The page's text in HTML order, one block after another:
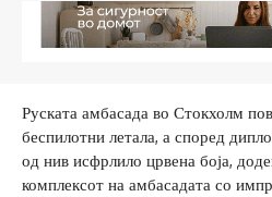
Руската амбасада во Стокхолм
беспилотни летала, а според
од нив исфрлило црвена боја,
комплексот на амбасадата со